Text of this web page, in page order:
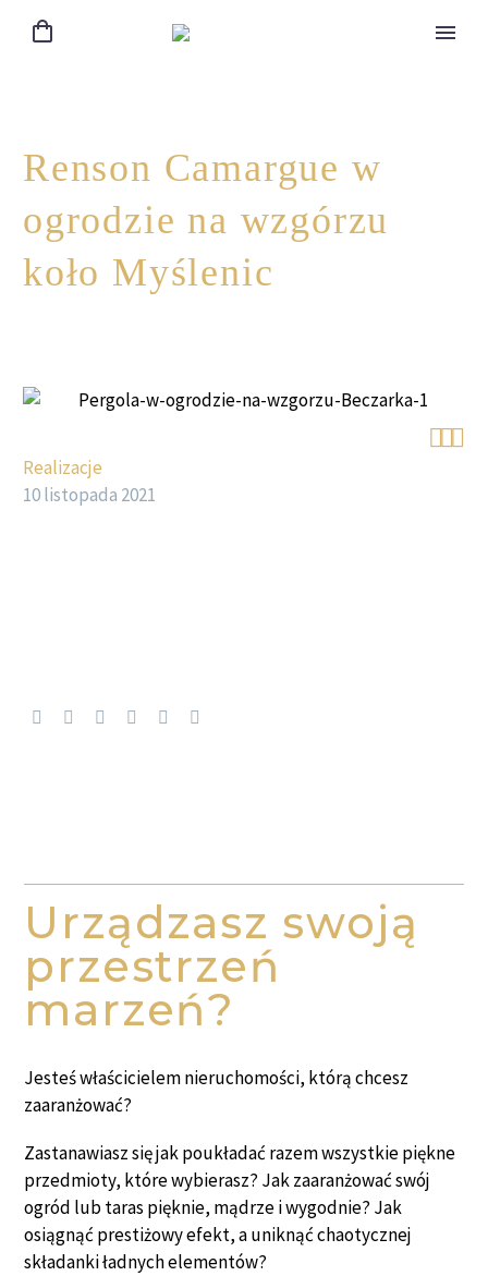
Renson Camargue w
ogrodzie na wzgórzu
koło Myślenic

Realizacje
10 listopada 2021
Urządzasz swoją
przestrzeń
marzeń?
Jesteś właścicielem nieruchomości, którą chcesz
zaaranżować?
Zastanawiasz się jak poukładać razem wszystkie piękne
przedmioty, które wybierasz? Jak zaaranżować swój
ogród lub taras pięknie, mądrze i wygodnie? Jak
osiągnąć prestiżowy efekt, a uniknąć chaotycznej
składanki ładnych elementów?